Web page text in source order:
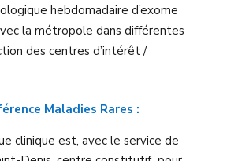
hebdomadaire d’exome
la métropole dans différentes
des centres d’intérêt /
Maladies Rares :
clinique est, avec le service de